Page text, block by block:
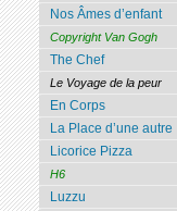
Nos Âmes d’enfant
Copyright Van Gogh
The Chef
Le Voyage de la peur
En Corps
La Place d’une autre
Licorice Pizza
H6
Luzzu